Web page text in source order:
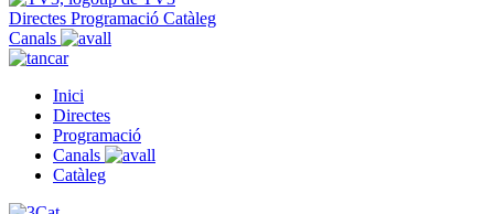
Directes Programació Catàleg
Canals
Inici
Directes
Programació
Canals
Catàleg